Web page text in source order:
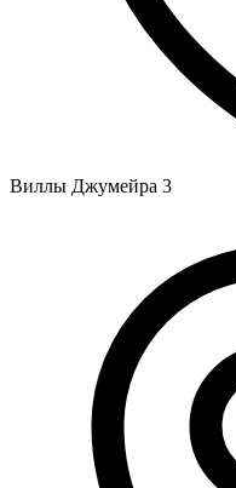
Виллы Джумейра 3